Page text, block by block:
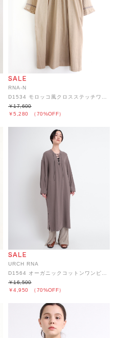
RNA-N
D1534 モロッコ風クロスステッチワンピース
￥5,280 （70%OFF）
￥17,600
URCH RNA
￥4,950 （70%OFF）
￥16,500